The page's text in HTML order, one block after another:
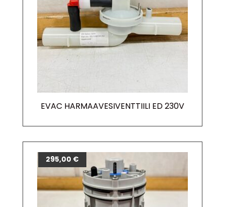
EVAC HARMAAVESIVENTTIILI ED 230V
295,00 €